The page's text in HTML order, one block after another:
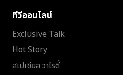
ทีวีออนไลน์
Exclusive Talk
Hot Story
สเปเชียล วาไรตี้